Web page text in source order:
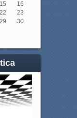
15
16
22
23
29
30